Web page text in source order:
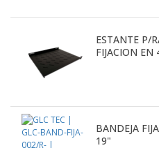
ESTANTE P/
FIJACION EN
BANDEJA
19"